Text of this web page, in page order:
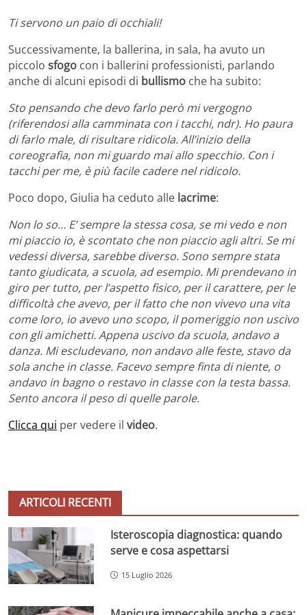
Ti servono un paio di occhiali!
Successivamente, la ballerina, in sala, ha avuto un
piccolo sfogo con i ballerini professionisti, parlando
anche di alcuni episodi di bullismo che ha subito:
Sto pensando che devo farlo però mi vergogno
(riferendosi alla camminata con i tacchi, ndr). Ho paura
di farlo male, di risultare ridicola. All’inizio della
coreografia, non mi guardo mai allo specchio. Con i
tacchi per me, è più facile cadere nel ridicolo.
Poco dopo, Giulia ha ceduto alle lacrime:
Non lo so… E’ sempre la stessa cosa, se mi vedo e non
mi piaccio io, è scontato che non piaccio agli altri. Se mi
vedessi diversa, sarebbe diverso. Sono sempre stata
tanto giudicata, a scuola, ad esempio. Mi prendevano in
giro per tutto, per l’aspetto fisico, per il carattere, per le
difficoltà che avevo, per il fatto che non vivevo una vita
come loro, io avevo uno scopo, il pomeriggio non uscivo
con gli amichetti. Appena uscivo da scuola, andavo a
danza. Mi escludevano, non andavo alle feste, stavo da
sola anche in classe. Facevo sempre finta di niente, o
andavo in bagno o restavo in classe con la testa bassa.
Sento ancora il peso di quelle parole.
Clicca qui per vedere il video.
ARTICOLI RECENTI
Isteroscopia diagnostica: quando
serve e cosa aspettarsi
15 Luglio 2026